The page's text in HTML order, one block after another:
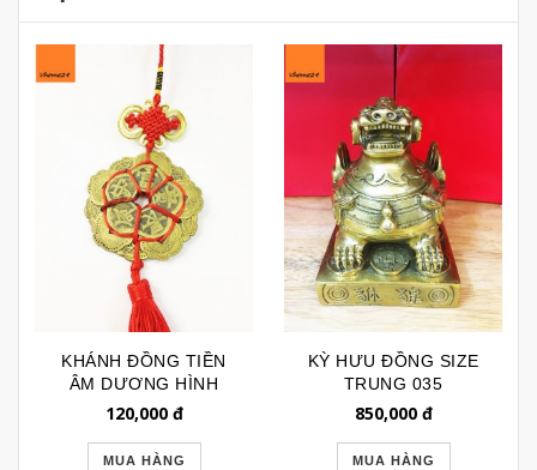
KHÁNH ĐỒNG TIỀN
ÂM DƯƠNG HÌNH
BÔNG HOA VTP039
120,000đ
MUA HÀNG
KỲ HƯU ĐỒNG SIZE
TRUNG 035
850,000đ
MUA HÀNG